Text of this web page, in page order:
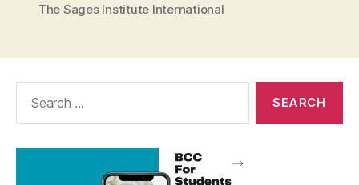
The Sages Institute International